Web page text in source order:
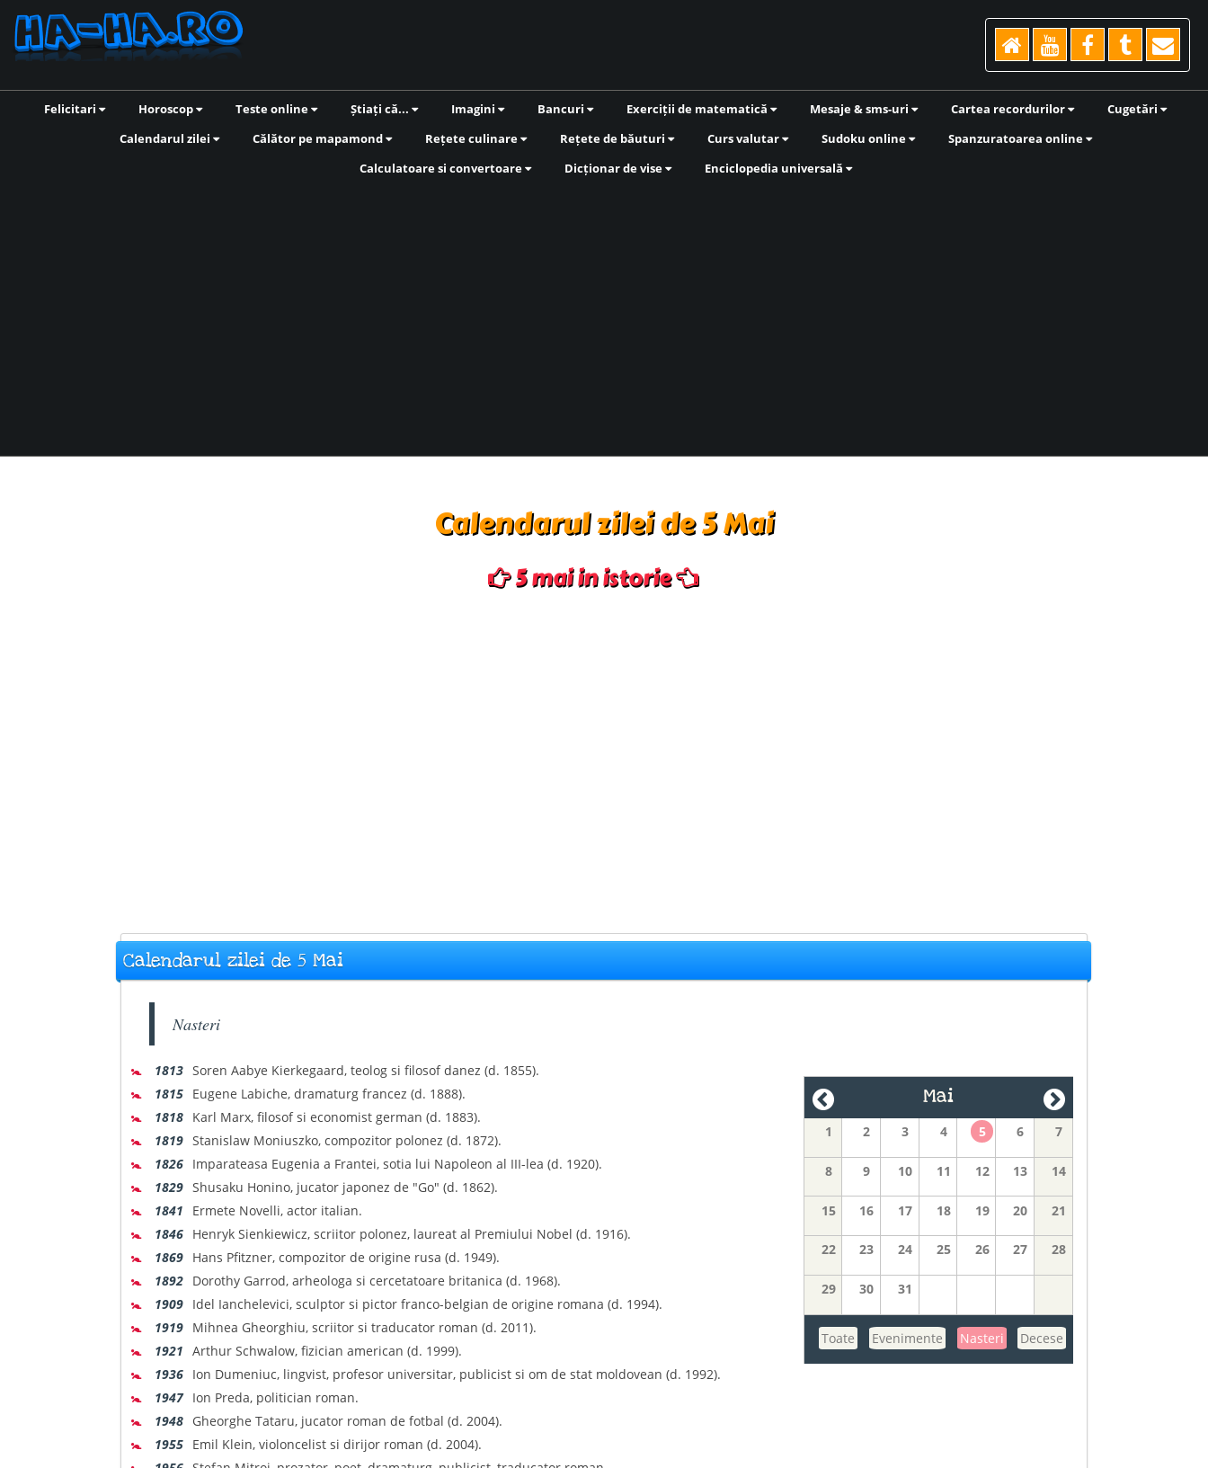
Felicitari Horoscop Teste online Știați că... Imagini Bancuri Exerciții de matematică Mesaje & sms-uri Cartea recordurilor
Cugetări
Calendarul zilei
Călător pe mapamond Rețete culinare Rețete de băuturi Curs valutar Sudoku online
Spanzuratoarea online
Calculatoare si convertoare
Dicționar de vise Enciclopedia universală
Calendarul zilei de 5 Mai
5 mai in istorie
Calendarul zilei de 5 Mai
Mai
1 2 3 4 5 6 7
8 9 10 11 12 13 14
15 16 17 18 19 20 21
22 23 24 25 26 27 28
29 30 31
Toate Evenimente Nasteri Decese
Nasteri
🚼 1813 Soren Aabye Kierkegaard, teolog si filosof danez (d. 1855).
🚼 1815 Eugene Labiche, dramaturg francez (d. 1888).
🚼 1818 Karl Marx, filosof si economist german (d. 1883).
🚼 1819 Stanislaw Moniuszko, compozitor polonez (d. 1872).
🚼 1826 Imparateasa Eugenia a Frantei, sotia lui Napoleon al III-lea (d. 1920).
🚼 1829 Shusaku Honino, jucator japonez de "Go" (d. 1862).
🚼 1841 Ermete Novelli, actor italian.
🚼 1846 Henryk Sienkiewicz, scriitor polonez, laureat al Premiului Nobel (d. 1916).
🚼 1869 Hans Pfitzner, compozitor de origine rusa (d. 1949).
🚼 1892 Dorothy Garrod, arheologa si cercetatoare britanica (d. 1968).
🚼 1909 Idel Ianchelevici, sculptor si pictor franco-belgian de origine romana (d. 1994).
🚼 1919 Mihnea Gheorghiu, scriitor si traducator roman (d. 2011).
🚼 1921 Arthur Schwalow, fizician american (d. 1999).
🚼 1936 Ion Dumeniuc, lingvist, profesor universitar, publicist si om de stat moldovean (d. 1992).
🚼 1947 Ion Preda, politician roman.
🚼 1948 Gheorghe Tataru, jucator roman de fotbal (d. 2004).
🚼 1955 Emil Klein, violoncelist si dirijor roman (d. 2004).